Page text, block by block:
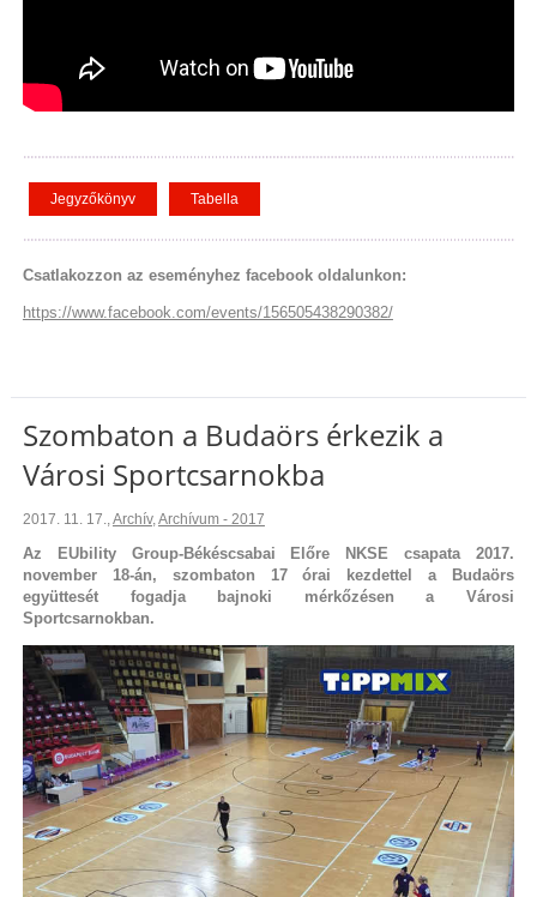
Jegyzőkönyv Tabella
Csatlakozzon az eseményhez facebook oldalunkon:
https://www.facebook.com/events/156505438290382/
Szombaton a Budaörs érkezik a
Városi Sportcsarnokba
2017. 11. 17. Archív, Archívum - 2017
Az EUbility Group-Békéscsabai Előre NKSE csapata 2017.
november 18-án, szombaton 17 órai kezdettel a Budaörs
együttesét fogadja bajnoki mérkőzésen a Városi
Sportcsarnokban.